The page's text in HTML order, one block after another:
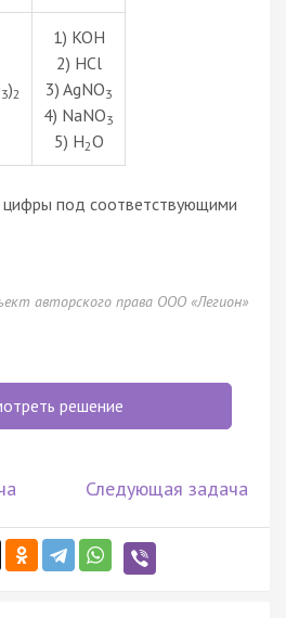
3)2
1) KOH
2) HCl
3) AgNO3
4) NaNO3
5) H2O
под соответствующими
авторского права ООО «Легион»
решение
Следующая задача